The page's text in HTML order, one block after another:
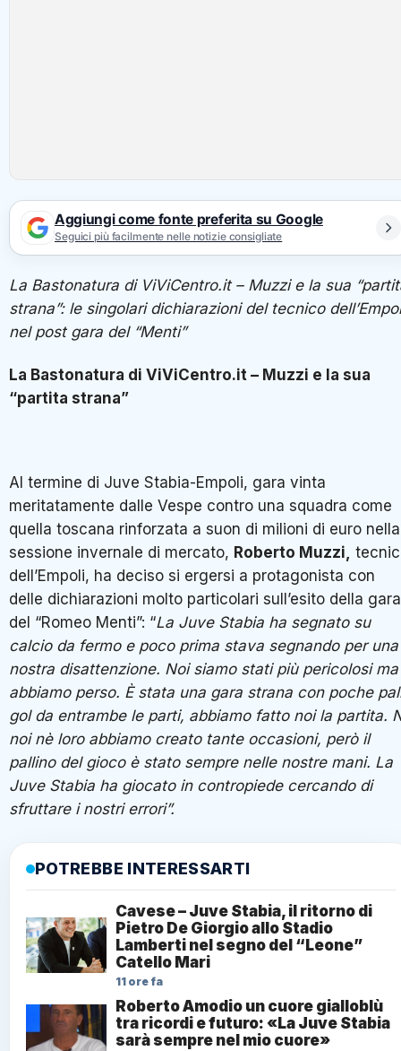
Aggiungi come fonte preferita su Google
Seguici più facilmente nelle notizie consigliate
La Bastonatura di ViViCentro.it – Muzzi e la sua
strana”: le singolari dichiarazioni del tecnico
nel post gara del “Menti”
La Bastonatura di ViViCentro.it – Muzzi e la sua
“partita strana”
Al termine di Juve Stabia-Empoli, gara vinta
meritatamente dalle Vespe contro una squadra come
quella toscana rinforzata a suon di milioni di euro nella
sessione invernale di mercato, Roberto Muzzi,
dell’Empoli, ha deciso si ergersi a protagonista con
delle dichiarazioni molto particolari sull’esito della gara
del “Romeo Menti”: “La Juve Stabia ha segnato su
calcio da fermo e poco prima stava segnando per una
nostra disattenzione. Noi siamo stati più pericolosi ma
abbiamo perso. È stata una gara strana con poche
gol da entrambe le parti, abbiamo fatto noi la partita.
noi nè loro abbiamo creato tante occasioni, però il
pallino del gioco è stato sempre nelle nostre mani. La
Juve Stabia ha giocato in contropiede cercando di
sfruttare i nostri errori”.
POTREBBE INTERESSARTI
Cavese – Juve Stabia, il ritorno di
Pietro De Giorgio allo Stadio
Lamberti nel segno del “Leone”
Catello Mari
11 ore fa
Roberto Amodio un cuore gialloblù
tra ricordi e futuro: «La Juve Stabia
sarà sempre nel mio cuore»